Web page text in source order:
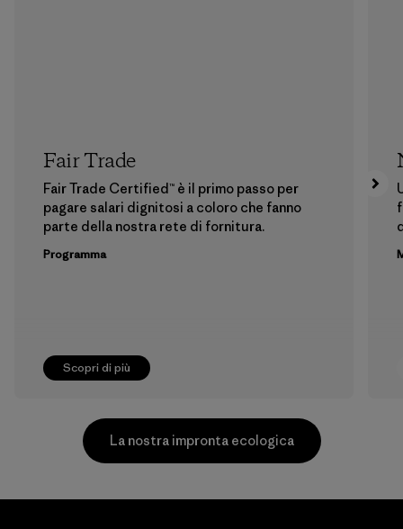
Scopri di più
Fair Trade
Fair Trade Certified™ è il primo passo per
pagare salari dignitosi a coloro che fanno
parte della nostra rete di fornitura.
Programma
La nostra impronta ecologica